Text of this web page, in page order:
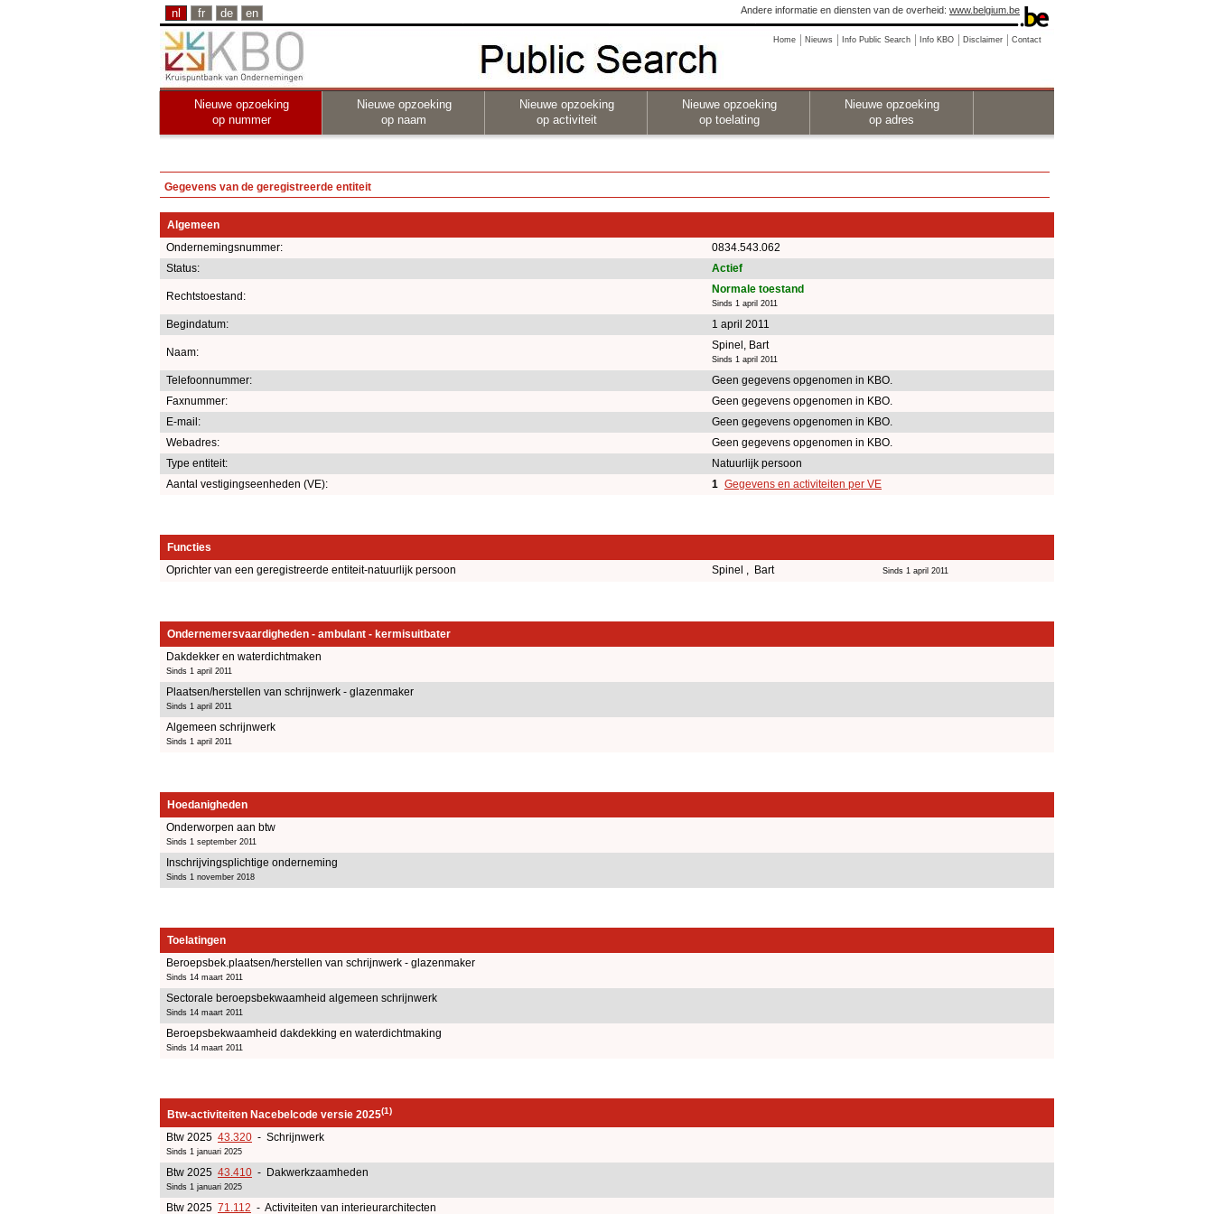
nl fr de en Andere informatie en diensten van de overheid: www.belgium.be
Home Nieuws Info Public Search Info KBO Disclaimer Contact
Nieuwe opzoeking
op nummer
Nieuwe opzoeking
op naam
Nieuwe opzoeking
op activiteit
Nieuwe opzoeking
op toelating
Nieuwe opzoeking
op adres
Gegevens van de geregistreerde entiteit
Algemeen
Ondernemingsnummer:
0834.543.062
Status:
Actief
Rechtstoestand:
Normale toestand
Sinds 1 april 2011
Begindatum: 1 april 2011
Naam:
Spinel, Bart
Sinds 1 april 2011
Telefoonnummer:
Geen gegevens opgenomen in KBO.
Faxnummer:
Geen gegevens opgenomen in KBO.
E-mail:
Geen gegevens opgenomen in KBO.
Webadres:
Geen gegevens opgenomen in KBO.
Type entiteit:
Natuurlijk persoon
Aantal vestigingseenheden (VE):
1 Gegevens en activiteiten per VE
Functies
Oprichter van een geregistreerde entiteit-natuurlijk persoon
Spinel , Bart Sinds 1 april 2011
Ondernemersvaardigheden - ambulant - kermisuitbater
Dakdekker en waterdichtmaken
Sinds 1 april 2011
Plaatsen/herstellen van schrijnwerk - glazenmaker
Sinds 1 april 2011
Algemeen schrijnwerk
Sinds 1 april 2011
Hoedanigheden
Onderworpen aan btw
Sinds 1 september 2011
Inschrijvingsplichtige onderneming
Sinds 1 november 2018
Toelatingen
Beroepsbek.plaatsen/herstellen van schrijnwerk - glazenmaker
Sinds 14 maart 2011
Sectorale beroepsbekwaamheid algemeen schrijnwerk
Sinds 14 maart 2011
Beroepsbekwaamheid dakdekking en waterdichtmaking
Sinds 14 maart 2011
Btw-activiteiten Nacebelcode versie 2025(1)
Btw 2025 43.320 - Schrijnwerk
Sinds 1 januari 2025
Btw 2025 43.410 - Dakwerkzaamheden
Sinds 1 januari 2025
Btw 2025 71.112 - Activiteiten van interieurarchitecten